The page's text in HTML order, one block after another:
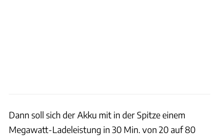
Dann soll sich der Akku mit in der Spitze einem
Megawatt-Ladeleistung in 30 Min. von 20 auf 80